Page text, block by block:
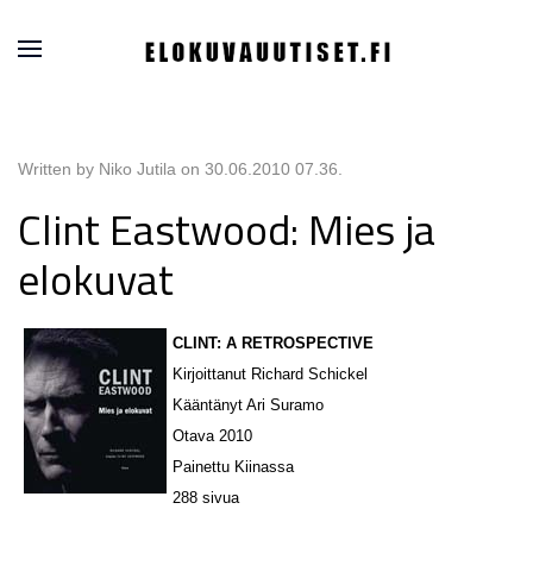
Written by Niko Jutila on 30.06.2010 07.36
Clint Eastwood: Mies ja
elokuvat
CLINT: A RETROSPECTIVE
Kirjoittanut Richard Schickel
Kääntänyt Ari Suramo
Otava 2010
Painettu Kiinassa
288 sivua